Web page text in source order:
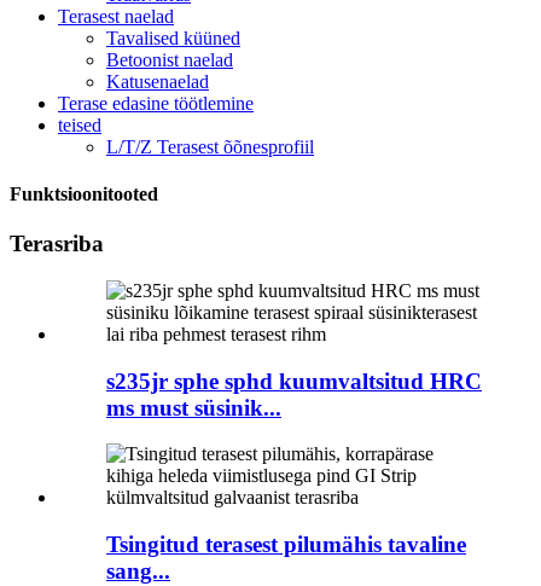
Terasest naelad
Tavalised küüned
Betoonist naelad
Katusenaelad
Terase edasine töötlemine
teised
L/T/Z Terasest õõnesprofiil
Funktsioonitooted
Terasriba
s235jr sphe sphd kuumvaltsitud HRC
ms must süsinik...
Tsingitud terasest pilumähis tavaline
sang...